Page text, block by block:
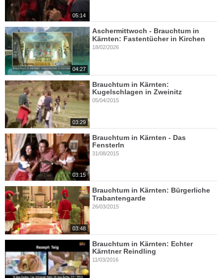
05:14
04:27
Aschermittwoch - Brauchtum in
Kärnten: Fastentücher in Kirchen
18/02/2026
03:29
Brauchtum in Kärnten:
Kugelschlagen in Zweinitz
05/04/2015
03:15
Brauchtum in Kärnten - Das
Fensterln
31/08/2015
03:48
Brauchtum in Kärnten: Bürgerliche
Trabantengarde
26/03/2015
Brauchtum in Kärnten: Echter
Kärntner Reindling
11/03/2016